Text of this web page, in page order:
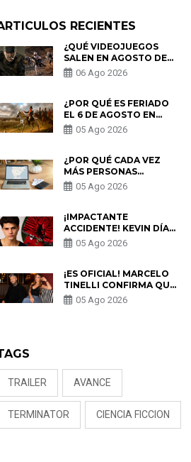
RECIENTES
¿QUÉ VIDEOJUEGOS
SALEN EN AGOSTO DE
2026? ESTOS SON LOS
ESTRENOS MÁS
06 Ago 2026
¿POR QUÉ ES FERIADO
EL 6 DE AGOSTO EN
PERÚ? ESTA ES LA
HISTORIA
05 Ago 2026
¿POR QUÉ CADA VEZ
MÁS PERSONAS
UTILIZAN UNA VPN
PARA PROTEGER SU
05 Ago 2026
¡IMPACTANTE
ACCIDENTE! KEVIN DÍAZ
CAE DESDE OCHO
METROS EN “ESTO ES
PREOCUPACIÓN
05 Ago 2026
¡ES OFICIAL! MARCELO
TINELLI CONFIRMA QUE
REGRESÓ CON MILETT
FIGUEROA: “EL AMOR
05 Ago 2026
TRAILER AVANCE
TERMINATOR CIENCIA FICCION